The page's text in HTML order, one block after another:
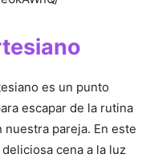
es un punto
escapar de la rutina
pareja. En este
cena a la luz